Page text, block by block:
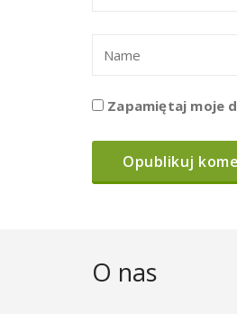
Zapamiętaj moje
O nas